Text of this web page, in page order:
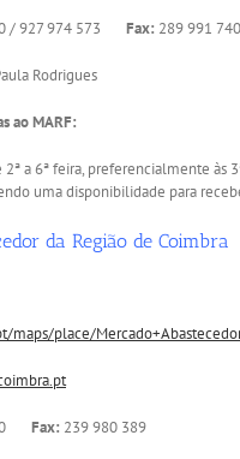
/ 927 974 573 Fax: 289 991 740
Rodrigues
ao MARF:
a 6ª feira, preferencialmente às
uma disponibilidade para
da Região de Coimbra
maps/place/
Fax: 239 980 389